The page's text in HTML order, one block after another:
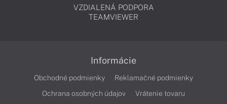
VZDIALENÁ PODPORA
TEAMVIEWER
Informácie
Obchodné podmienky
Reklamačné podmienky
Ochrana osobných údajov
Vrátenie tovaru